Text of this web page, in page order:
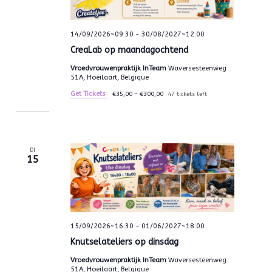
CreaLab op maandagochtend
14/09/2026~09:30 - 30/08/2027~12:00
Vroedvrouwenpraktijk InTeam Waversesteenweg
51A, Hoeilaart, Belgique
Get Tickets €35,00 – €300,00 47 tickets left
DI
15
Knutselateliers op dinsdag
15/09/2026~16:30 - 01/06/2027~18:00
Vroedvrouwenpraktijk InTeam Waversesteenweg
51A, Hoeilaart, Belgique